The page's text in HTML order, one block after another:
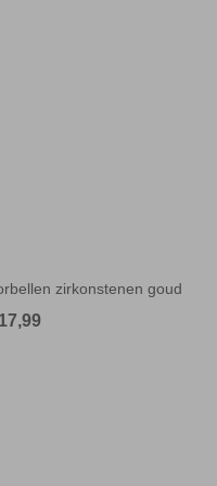
zirkonstenen goud